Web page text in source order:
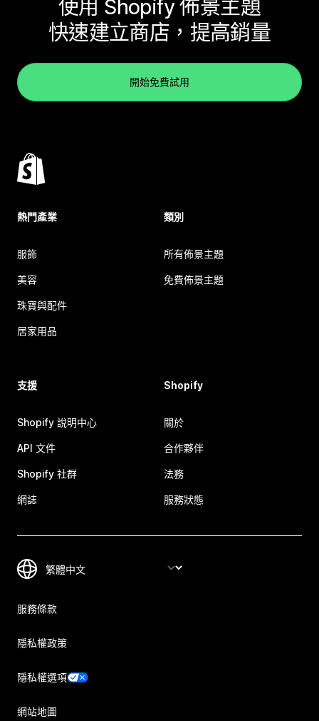
使用 Shopify 佈景主題
快速建立商店，提高銷量
開始免費試用
熱門產業
服飾
美容
珠寶與配件
居家用品
類別
所有佈景主題
免費佈景主題
支援
Shopify 說明中心
API 文件
Shopify 社群
網誌
Shopify
關於
合作夥伴
法務
服務狀態
服務條款
隱私權政策
隱私權選項
網站地圖